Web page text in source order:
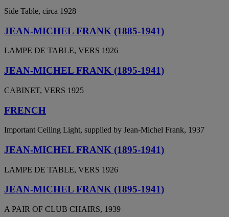
Side Table, circa 1928
JEAN-MICHEL FRANK (1885-1941)
LAMPE DE TABLE, VERS 1926
JEAN-MICHEL FRANK (1895-1941)
CABINET, VERS 1925
FRENCH
Important Ceiling Light, supplied by Jean-Michel Frank, 1937
JEAN-MICHEL FRANK (1895-1941)
LAMPE DE TABLE, VERS 1926
JEAN-MICHEL FRANK (1895-1941)
A PAIR OF CLUB CHAIRS, 1939